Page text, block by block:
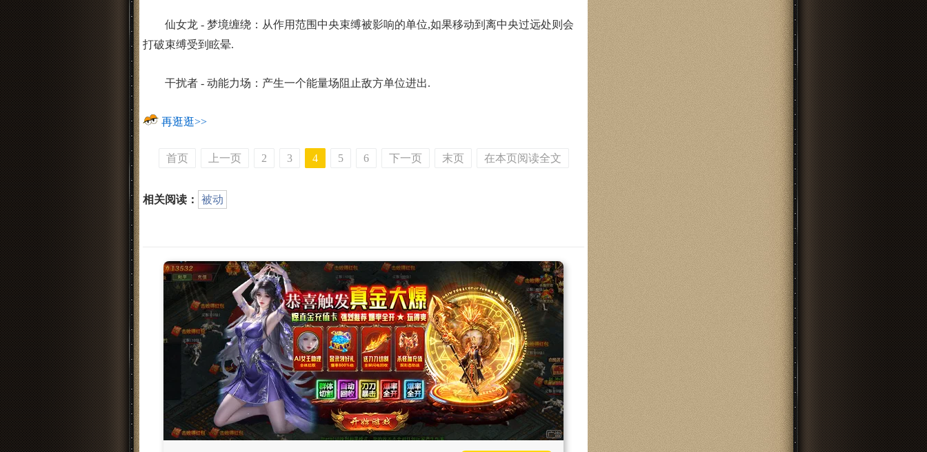
仙女龙 - 梦境缠绕：从作用范围中央束缚被影响的单位,如果移动到离中央过远处则会
打破束缚受到眩晕.
干扰者 - 动能力场：产生一个能量场阻止敌方单位进出.
再逛逛>>
首页 上一页 2 3 4 5 6 下一页 末页 在本页阅读全文
相关阅读： 被动